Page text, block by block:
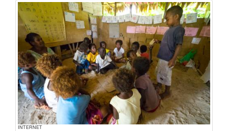
INTERNET